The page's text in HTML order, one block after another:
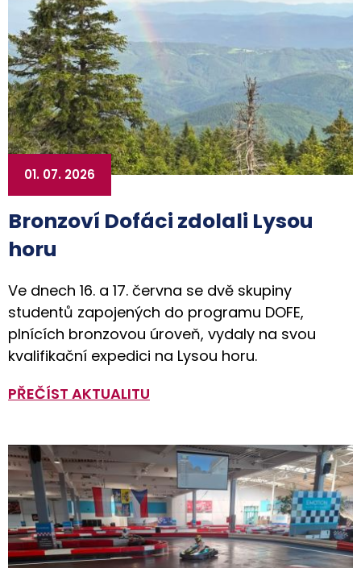
Bronzoví Dofáci zdolali Lysou
horu
01. 07. 2026
Ve dnech 16. a 17. června se dvě skupiny
studentů zapojených do programu DOFE,
plnících bronzovou úroveň, vydaly na svou
kvalifikační expedici na Lysou horu.
PŘEČÍST AKTUALITU